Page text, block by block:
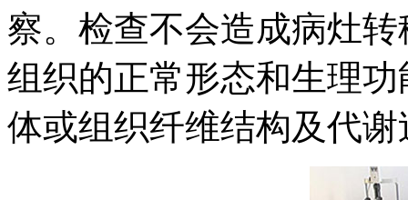
察。检查不会造成病灶
组织的正常形态和生理
体或组织纤维结构及代谢